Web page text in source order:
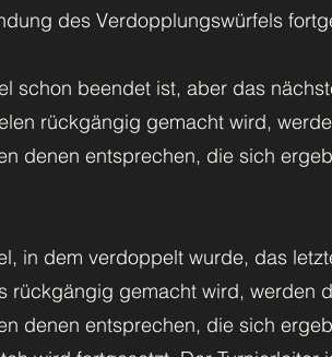
des Verdopplungswürfels
schon beendet ist, aber das
rückgängig gemacht wird,
denen entsprechen, die sich
in dem verdoppelt wurde, das
rückgängig gemacht wird, werden
denen entsprechen, die sich